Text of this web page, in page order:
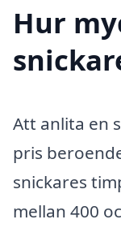
Hur
Att anlita en
pris
snickares
mellan 400